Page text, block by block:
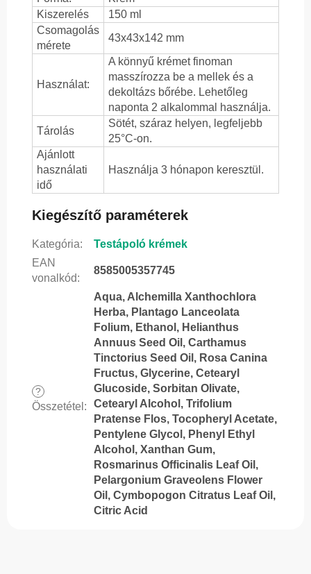
Kiszerelés
150 ml
Csomagolás
mérete
43x43x142 mm
Használat:
A könnyű krémet finoman
masszírozza be a mellek és a
dekoltázs bőrébe. Lehetőleg
naponta 2 alkalommal használja.
Tárolás
Sötét, száraz helyen, legfeljebb
25°C-on.
Ajánlott
használati
idő
Használja 3 hónapon keresztül.
Kiegészítő paraméterek
Kategória:
Testápoló krémek
EAN
vonalkód:
8585005357745
?
Összetétel :
Aqua, Alchemilla Xanthochlora
Herba, Plantago Lanceolata
Folium, Ethanol, Helianthus
Annuus Seed Oil, Carthamus
Tinctorius Seed Oil, Rosa Canina
Fructus, Glycerine, Cetearyl
Glucoside, Sorbitan Olivate,
Cetearyl Alcohol, Trifolium
Pratense Flos, Tocopheryl Acetate,
Pentylene Glycol, Phenyl Ethyl
Alcohol, Xanthan Gum,
Rosmarinus Officinalis Leaf Oil,
Pelargonium Graveolens Flower
Oil, Cymbopogon Citratus Leaf Oil,
Citric Acid